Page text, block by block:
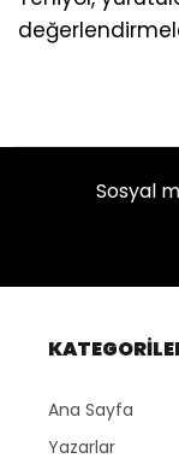
Sosyal
Ana Sayfa
Yazarlar